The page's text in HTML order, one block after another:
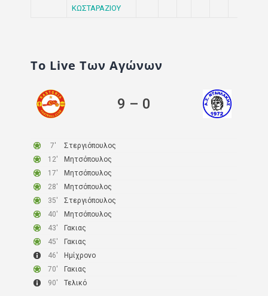
ΚΩΣΤΑΡΑΖΙΟΥ
Το Live Των Αγώνων
9 – 0
7′
Στεργιόπουλος
12′
Μητσόπουλος
17′
Μητσόπουλος
28′
Μητσόπουλος
35′
Στεργιόπουλος
40′
Μητσόπουλος
43′
Γακιας
45′
Γακιας
46′
Ημίχρονο
70′
Γακιας
90′
Τελικό